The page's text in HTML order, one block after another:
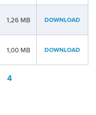
4
1,26 MB DOWNLOAD
1,00 MB DOWNLOAD